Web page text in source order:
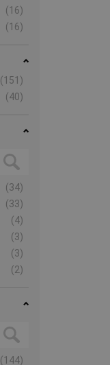
(16)
(16)
(151)
(40)
(34)
(33)
(4)
(3)
(3)
(2)
(144)